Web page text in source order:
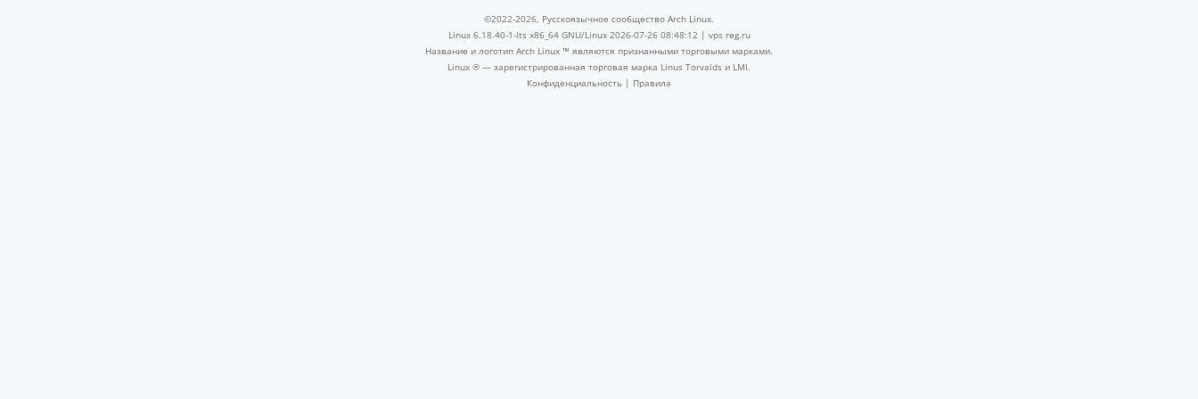
©2022-2026, Русскоязычное сообщество Arch Linux.
Linux 6.18.40-1-lts x86_64 GNU/Linux 2026-07-26 08:48:12 | vps reg.ru
Название и логотип Arch Linux ™ являются признанными торговыми марками.
Linux ® — зарегистрированная торговая марка Linus Torvalds и LMI.
Конфиденциальность | Правила